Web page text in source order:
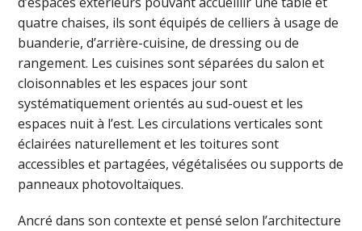
quatre chaises, ils sont équipés de celliers à usage de
buanderie, d’arrière-cuisine, de dressing ou de
rangement. Les cuisines sont séparées du salon et
cloisonnables et les espaces jour sont
systématiquement orientés au sud-ouest et les
espaces nuit à l’est. Les circulations verticales sont
éclairées naturellement et les toitures sont
accessibles et partagées, végétalisées ou supports de
panneaux photovoltaïques.
Ancré dans son contexte et pensé selon l’architecture